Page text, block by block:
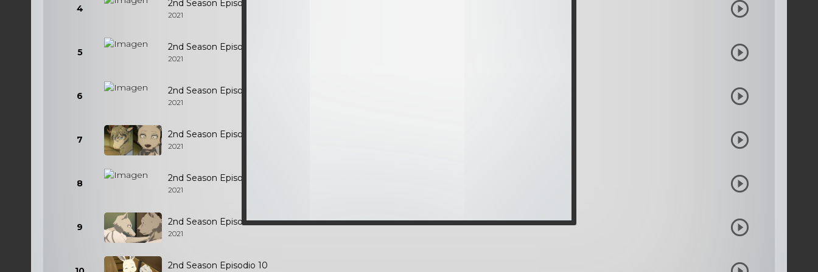
4 2nd Season Episodio 4
2021
5 2nd Season Episodio 5
2021
6 2nd Season Episodio 6
2021
7 2nd Season Episodio 7
2021
8 2nd Season Episodio 8
2021
9 2nd Season Episodio 9
2021
2nd Season Episodio 10